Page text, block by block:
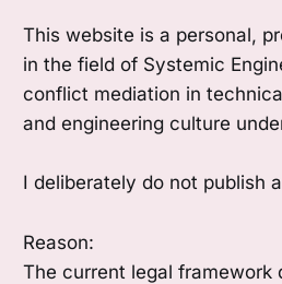
This website is a personal,
in the field of Systemic
conflict mediation in
and engineering culture
I deliberately do not publish
Reason:
The current legal framework